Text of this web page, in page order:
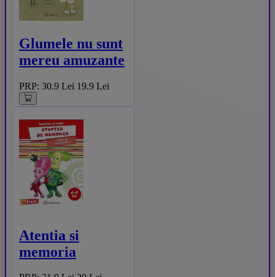
Glumele nu sunt
mereu amuzante
PRP: 30.9 Lei 19.9 Lei
Atentia si
memoria